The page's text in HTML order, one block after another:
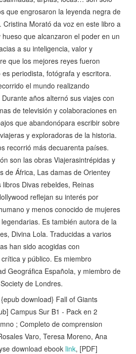
que engrosaron la leyenda negra de
Cristina Morató da voz en este libro a
que alcanzaron el poder en un
a su inteligencia, valor y
que los mejores reyes fueron
periodista, fotógrafa y escritora.
el mundo realizando
años alternó sus viajes con
de televisión y colaboraciones en
que abandonópara escribir sobre
y exploradoras de la historia.
recorrió más decuarenta países.
son las obras Viajerasintrépidas y
de África, Las damas de Orientey
Divas rebeldes, Reinas
reflejan su interés por
y menos conocido de mujeres
Es también autora de la
Divina Lola. Traducidas a varios
han sido acogidas con
y público. Es miembro
Geográfica Española, y miembro de
de Londres.
download} Fall of Giants
Campus Sur B1 - Pack en 2
; Completo de comprension
Varo, Teresa Moreno, Ana
download ebook link, [PDF]